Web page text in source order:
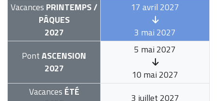
Vacances PRINTEMPS /
PÂQUES
2027
17 avril 2027
3 mai 2027
PontASCENSION
2027
5 mai 2027
10 mai 2027
Vacances ÉTÉ
3 juillet 2027